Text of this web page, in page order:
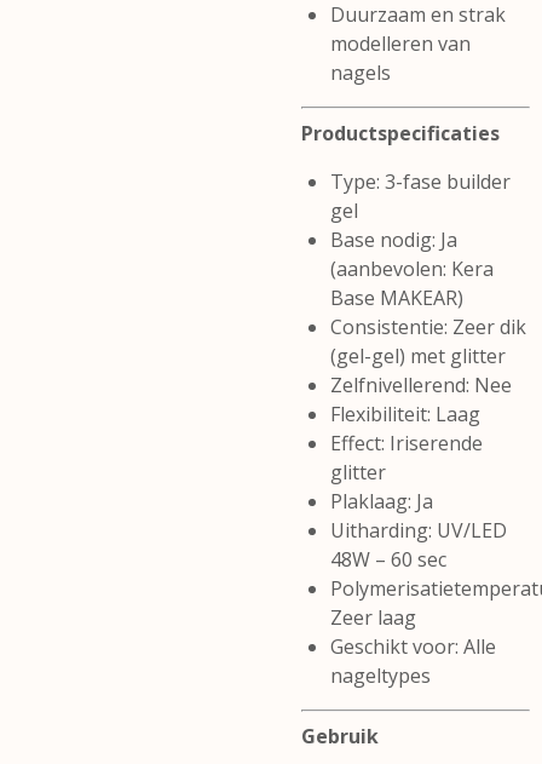
Duurzaam en strak
modelleren van
nagels
Productspecificaties
Type: 3-fase builder
gel
Base nodig: Ja
(aanbevolen: Kera
Base MAKEAR)
Consistentie: Zeer dik
(gel-gel) met glitter
Zelfnivellerend: Nee
Flexibiliteit: Laag
Effect: Iriserende
glitter
Plaklaag: Ja
Uitharding: UV/LED
48W – 60 sec
Zeer laag
Geschikt voor: Alle
nageltypes
Gebruik